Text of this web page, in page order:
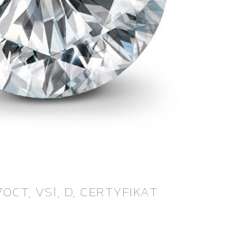
VS1, D, CERTYFIKAT